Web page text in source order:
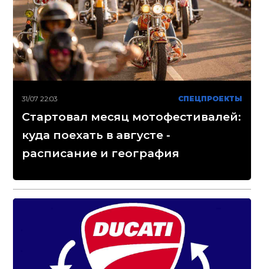
31/07 22:03 СПЕЦПРОЕКТЫ
Стартовал месяц мотофестивалей:
куда поехать в августе -
расписание и география